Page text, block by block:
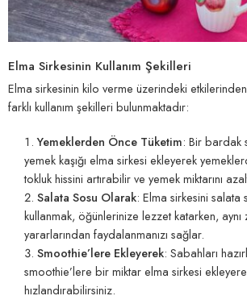
Elma Sirkesinin Kullanım Şekilleri
Elma sirkesinin kilo verme üzerindeki
farklı kullanım şekilleri bulunmaktadır:
Yemeklerden Önce Tüketim: Bir bardak
yemek kaşığı elma sirkesi ekleyerek
tokluk hissini artırabilir ve yemek miktarını
Salata Sosu Olarak: Elma sirkesini salata
kullanmak, öğünlerinize lezzet katarken, aynı
yararlarından faydalanmanızı sağlar.
Smoothie’lere Ekleyerek: Sabahları
smoothie’lere bir miktar elma sirkesi
hızlandırabilirsiniz.